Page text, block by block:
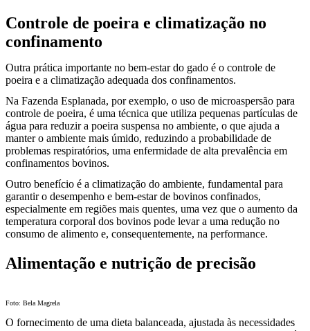
Controle de poeira e climatização no
confinamento
Outra prática importante no bem-estar do gado é o controle de
poeira e a climatização adequada dos confinamentos.
Na Fazenda Esplanada, por exemplo, o uso de microaspersão para
controle de poeira, é uma técnica que utiliza pequenas partículas de
água para reduzir a poeira suspensa no ambiente, o que ajuda a
manter o ambiente mais úmido, reduzindo a probabilidade de
problemas respiratórios, uma enfermidade de alta prevalência em
confinamentos bovinos.
Outro benefício é a climatização do ambiente, fundamental para
garantir o desempenho e bem-estar de bovinos confinados,
especialmente em regiões mais quentes, uma vez que o aumento da
temperatura corporal dos bovinos pode levar a uma redução no
consumo de alimento e, consequentemente, na performance.
Alimentação e nutrição de precisão
Foto: Bela Magrela
O fornecimento de uma dieta balanceada, ajustada às necessidades